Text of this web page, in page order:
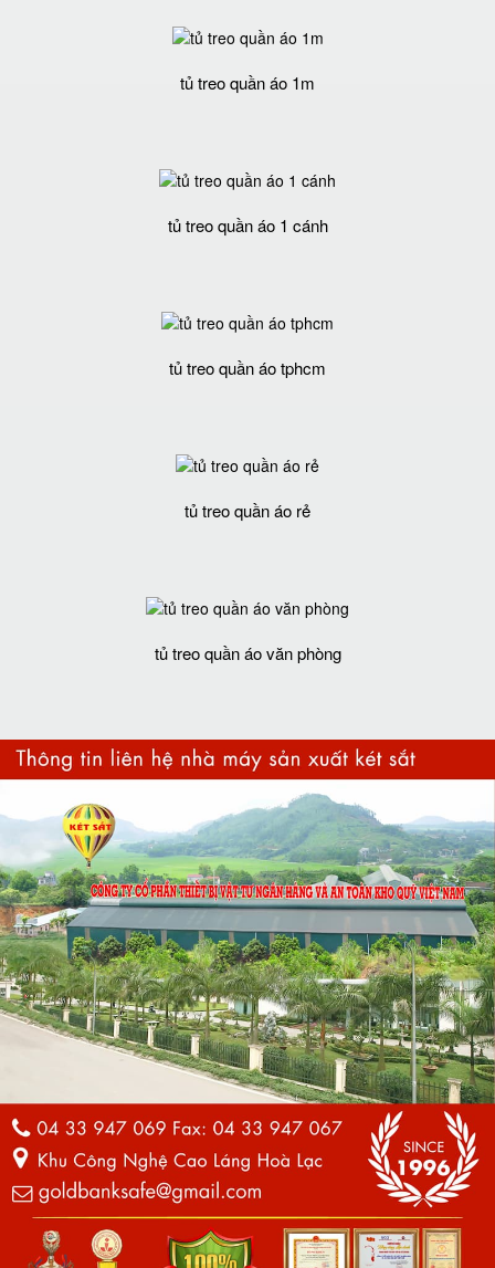
tủ treo quần áo 1m
tủ treo quần áo 1 cánh
tủ treo quần áo tphcm
tủ treo quần áo rẻ
tủ treo quần áo văn phòng